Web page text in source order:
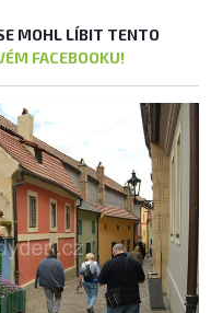
MOHL LÍBIT TENTO
FACEBOOKU!